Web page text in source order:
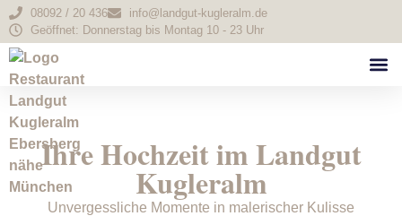
08092 / 20 436
info@landgut-kugleralm.de
Geöffnet: Donnerstag bis Montag 10 - 23 Uhr
Ihre Hochzeit im Landgut
Kugleralm
Unvergessliche Momente in malerischer Kulisse